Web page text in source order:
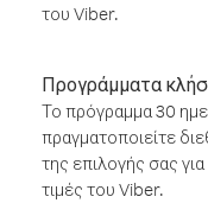
του Viber.
Προγράμματα
Το πρόγραμμα 30
πραγματοποιείτε
της επιλογής σας
τιμές του Viber.